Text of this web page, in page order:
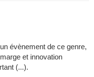
évènement de ce genre,
et innovation
(...).